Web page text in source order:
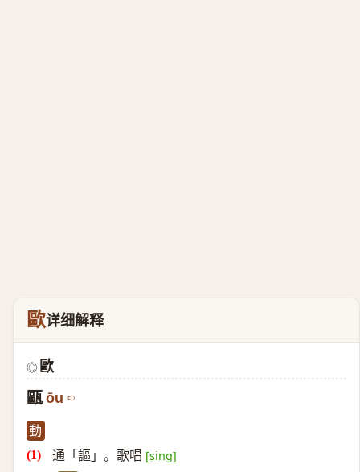
歐详细解释
◎ 歐
甌 ōu
動
通「謳」。歌唱 [sing]